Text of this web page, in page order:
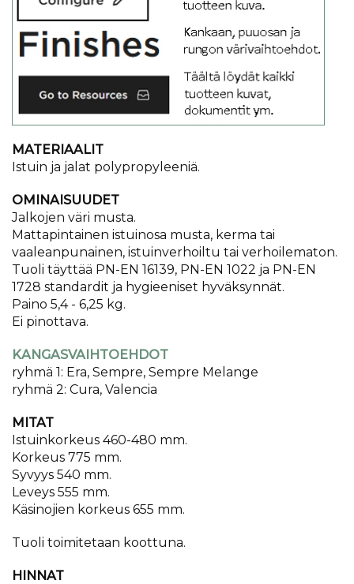
MATERIAALIT
Istuin ja jalat polypropyleeniä.
OMINAISUUDET
Jalkojen väri musta.
Mattapintainen istuinosa musta, kerma tai
vaaleanpunainen, istuinverhoiltu tai verhoilematon.
Tuoli täyttää PN-EN 16139, PN-EN 1022 ja PN-EN
1728 standardit ja hygieeniset hyväksynnät.
Paino 5,4 - 6,25 kg.
Ei pinottava.
KANGASVAIHTOEHDOT
ryhmä 1: Era, Sempre, Sempre Melange
ryhmä 2: Cura, Valencia
MITAT
Istuinkorkeus 460-480 mm.
Korkeus 775 mm.
Syvyys 540 mm.
Leveys 555 mm.
Käsinojien korkeus 655 mm.
Tuoli toimitetaan koottuna.
HINNAT